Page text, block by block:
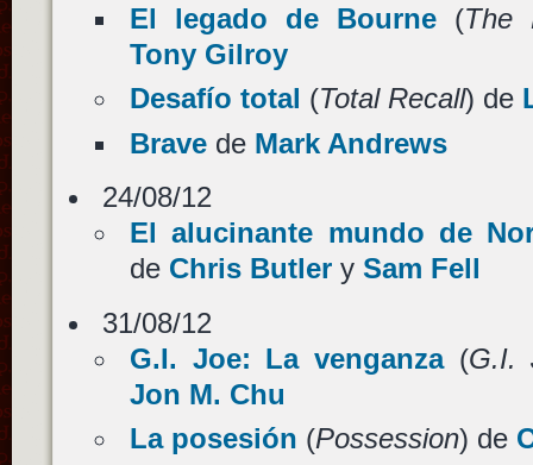
El legado de Bourne(The
Tony Gilroy
Desafío total (Total Recall) de
Bravede Mark Andrews
24/08/12
El alucinante mundo de
de Chris Butlery Sam Fell
31/08/12
G.I. Joe: La venganza(G.I.
Jon M. Chu
La posesión (Possession) de